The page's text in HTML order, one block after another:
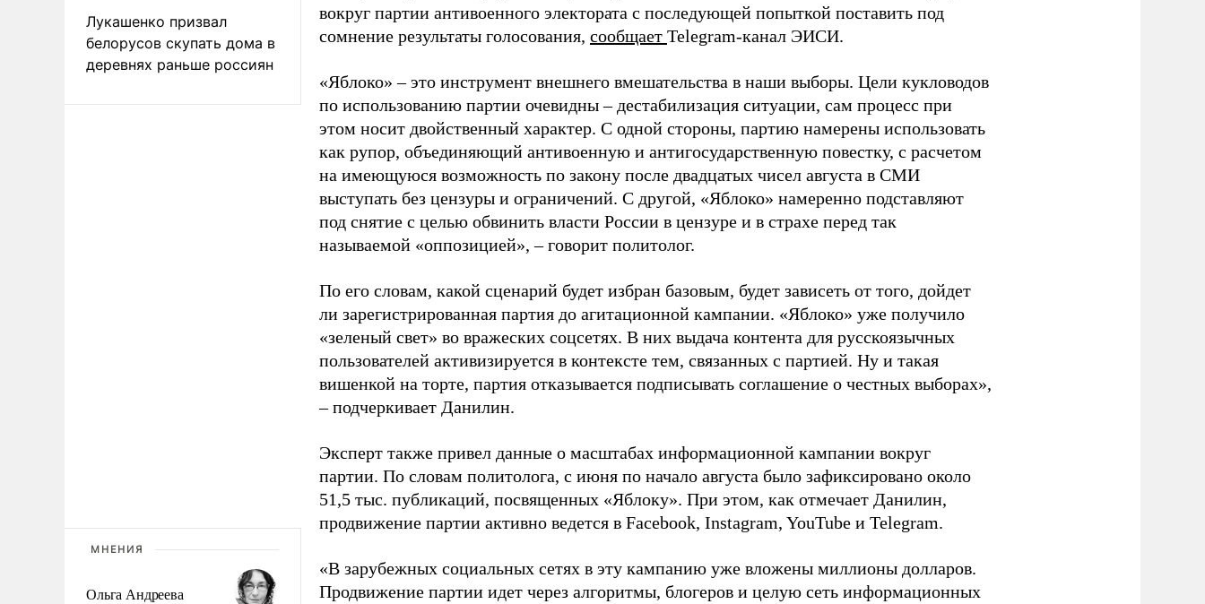
Лукашенко призвал
белорусов скупать дома в
деревнях раньше россиян
МНЕНИЯ
Ольга Андреева
вокруг партии антивоенного электората с последующей попыткой поставить под
сомнение результаты голосования, сообщает Telegram-канал ЭИСИ.
«Яблоко» – это инструмент внешнего вмешательства в наши выборы. Цели кукловодов
по использованию партии очевидны – дестабилизация ситуации, сам процесс при
этом носит двойственный характер. С одной стороны, партию намерены использовать
как рупор, объединяющий антивоенную и антигосударственную повестку, с расчетом
на имеющуюся возможность по закону после двадцатых чисел августа в СМИ
выступать без цензуры и ограничений. С другой, «Яблоко» намеренно подставляют
под снятие с целью обвинить власти России в цензуре и в страхе перед так
называемой «оппозицией», – говорит политолог.
По его словам, какой сценарий будет избран базовым, будет зависеть от того, дойдет
ли зарегистрированная партия до агитационной кампании. «Яблоко» уже получило
«зеленый свет» во вражеских соцсетях. В них выдача контента для русскоязычных
пользователей активизируется в контексте тем, связанных с партией. Ну и такая
вишенкой на торте, партия отказывается подписывать соглашение о честных выборах»,
– подчеркивает Данилин.
Эксперт также привел данные о масштабах информационной кампании вокруг
партии. По словам политолога, с июня по начало августа было зафиксировано около
51,5 тыс. публикаций, посвященных «Яблоку». При этом, как отмечает Данилин,
продвижение партии активно ведется в Facebook, Instagram, YouTube и Telegram.
«В зарубежных социальных сетях в эту кампанию уже вложены миллионы долларов.
Продвижение партии идет через алгоритмы, блогеров и целую сеть информационных